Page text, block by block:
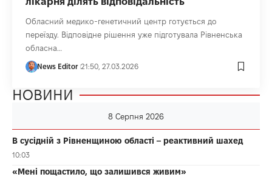
Обласний медико-генетичний центр готується до
переїзду. Відповідне рішення уже підготувала Рівненська
обласна…
News Editor 21:50, 27.03.2026
НОВИНИ
8 Серпня 2026
В сусідній з Рівненщиною області – реактивний шахед
10:03
«Мені пощастило, що залишився живим»